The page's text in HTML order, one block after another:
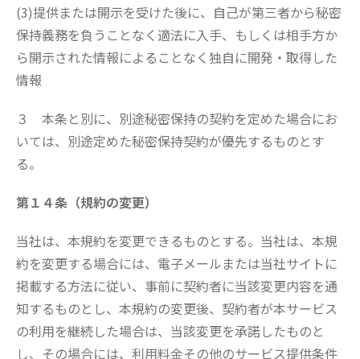
(3)提供または開示を受けた後に、自己が第三者から秘密
保持義務を負うことなく適法に入手、もしくは相手方か
ら開示された情報によることなく独自に開発・取得した
情報
３ 本条と別に、別途秘密保持の契約を定めた場合にお
いては、別途定めた秘密保持契約が優先するものとす
る。
第１４条（規約の変更）
当社は、本規約を変更できるものとする。当社は、本規
約を変更する場合には、電子メールまたは当社サイトに
掲載する方法に従い、事前に契約者に当該変更内容を通
知するものとし、本規約の変更後、契約者が本サービス
の利用を継続した場合は、当該変更を承諾したものと
し、その場合には、利用料金その他のサービス提供条件